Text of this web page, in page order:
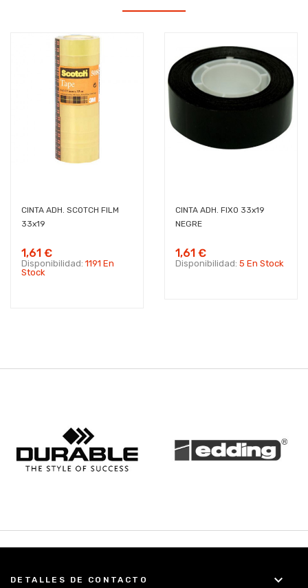
CINTA ADH. SCOTCH FILM
33x19
1,61 €
Disponibilidad: 1191 En
Stock
CINTA ADH. FIXO 33x19
NEGRE
1,61 €
Disponibilidad: 5 En Stock
DETALLES DE CONTACTO keyboard_arrow_down